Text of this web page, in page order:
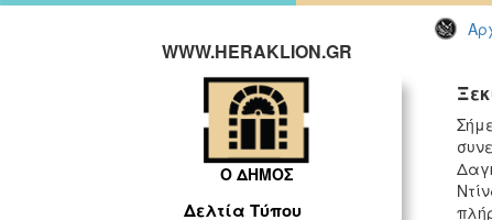
WWW.HERAKLION.GR
Ο ΔΗΜΟΣ
Δελτία Τύπου